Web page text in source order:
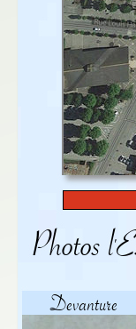
Photos
Devanture